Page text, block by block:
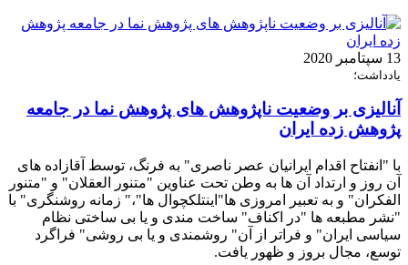
13 سپتامبر 2020
یادداشت؛
آنالیزی بر وضعیت ناپژوهش های پژوهش نما در جامعه
پژوهش زده ایران
با "انفتاح اقدام ایرانیان عصر ناصری" به فرنگ، توسط آقازاده های
آن روز و ارتداد آن ها به وطن تحت عناوین "متنور العقلان" و "متنور
الفکران" و به تعبیر امروزی ها"اینتلکچوال ها"،" زمانه روشنگری" با
"نشر مطبعه ها "در اکناف" ساخت مندی و یا بی ساختی نظام
سیاسی ایران" و فراتر از آن" روشمندی و یا بی روشی" فراگرد
توسع، مجال بروز و ظهور یافت.